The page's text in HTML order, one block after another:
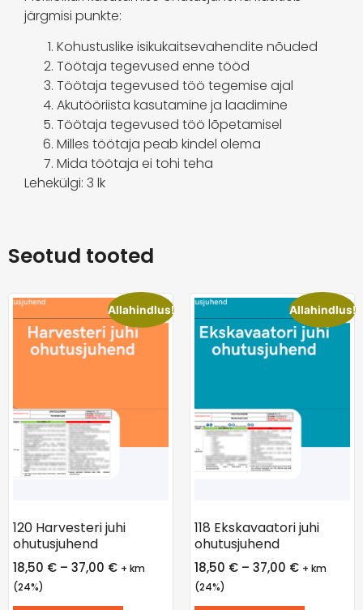
järgmisi punkte:
Kohustuslike isikukaitsevahendite nõuded
Töötaja tegevused enne tööd
Töötaja tegevused töö tegemise ajal
Akutööriista kasutamine ja laadimine
Töötaja tegevused töö lõpetamisel
Milles töötaja peab kindel olema
Mida töötaja ei tohi teha
Lehekülgi: 3 lk
Seotud tooted
Allahindlus!
120 Harvesteri juhi
ohutusjuhend
18,50 € – 37,00 € + km
(24%)
Allahindlus!
118 Ekskavaatori juhi
ohutusjuhend
18,50 € – 37,00 € + km
(24%)